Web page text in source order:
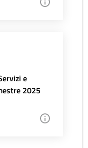
e
2025